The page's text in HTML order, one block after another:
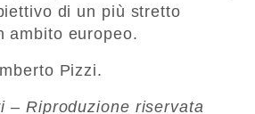
di un più stretto
ambito europeo.
Pizzi.
– Riproduzione riservata